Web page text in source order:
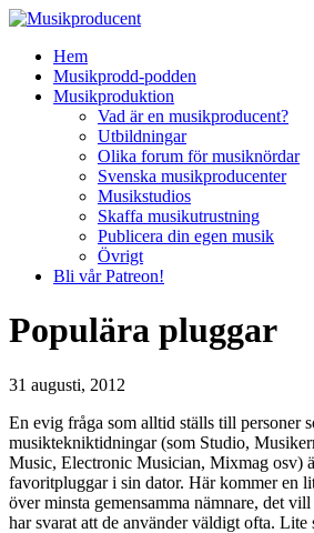
Hem
Musikprodd-podden
Musikproduktion
Vad är en musikproducent?
Utbildningar
Olika forum för musiknördar
Svenska musikproducenter
Musikstudios
Skaffa musikutrustning
Publicera din egen musik
Övrigt
Bli vår Patreon!
Populära pluggar
31 augusti, 2012
En evig fråga som alltid ställs till personer
musiktekniktidningar (som Studio,
Music, Electronic Musician, Mixmag osv)
favoritpluggar i sin dator. Här kommer en
över minsta gemensamma nämnare, det
har svarat att de använder väldigt ofta.